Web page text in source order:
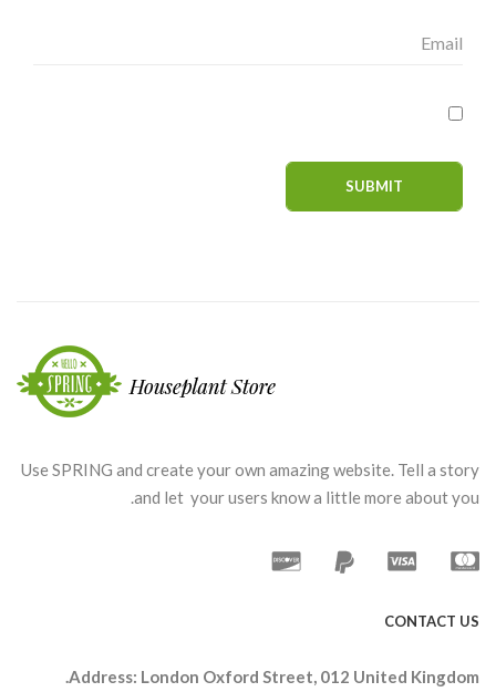
Use SPRING and create your own amazing website. Tell a story
and let your users know a little more about you.
CONTACT US
Address: London Oxford Street, 012 United Kingdom.